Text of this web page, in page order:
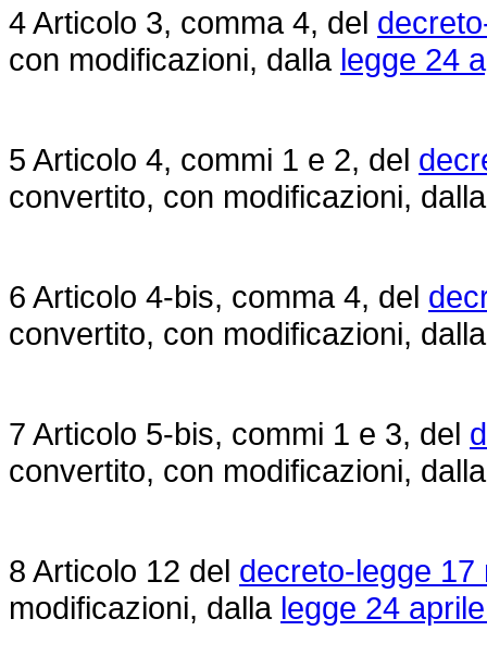
4 Articolo 3, comma 4, del
con modificazioni, dalla legge 24
5 Articolo 4, commi 1 e 2, del
convertito, con modificazioni,
6 Articolo 4-bis, comma 4, del
convertito, con modificazioni,
7 Articolo 5-bis, commi 1 e 3, del
convertito, con modificazioni,
8 Articolo 12 del decreto-legge
modificazioni, dalla legge 24